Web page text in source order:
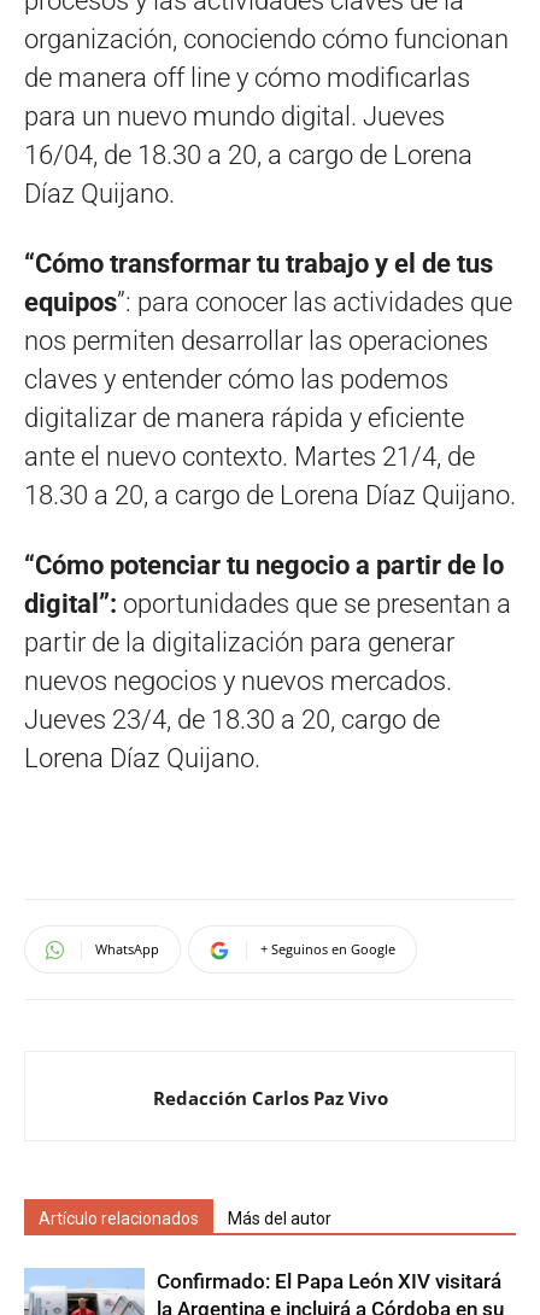
organización, conociendo cómo funcionan
de manera off line y cómo modificarlas
para un nuevo mundo digital. Jueves
16/04, de 18.30 a 20, a cargo de Lorena
Díaz Quijano.
“Cómo transformar tu trabajo y el de tus
equipos”: para conocer las actividades que
nos permiten desarrollar las operaciones
claves y entender cómo las podemos
digitalizar de manera rápida y eficiente
ante el nuevo contexto. Martes 21/4, de
18.30 a 20, a cargo de Lorena Díaz Quijano.
“Cómo potenciar tu negocio a partir de lo
digital”: oportunidades que se presentan a
partir de la digitalización para generar
nuevos negocios y nuevos mercados.
Jueves 23/4, de 18.30 a 20, cargo de
Lorena Díaz Quijano.
WhatsApp + Seguinos en Google
Redacción Carlos Paz Vivo
Artículo relacionados Más del autor
Confirmado: El Papa León XIV visitará
la Argentina e incluirá a Córdoba en su